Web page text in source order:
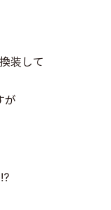
装して
が
⁉️